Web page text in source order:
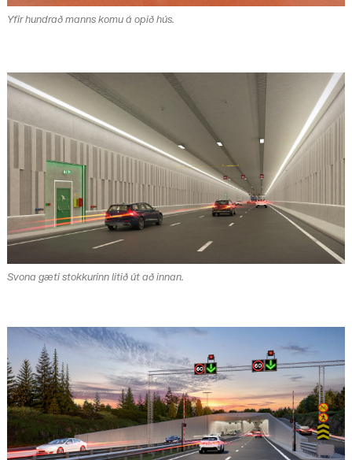
Yfir hundrað manns komu á opið hús.
Svona gæti stokkurinn litið út að innan.